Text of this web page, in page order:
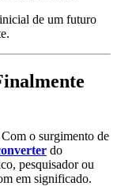
de um futuro
o surgimento de
do
pesquisador ou
em significado.